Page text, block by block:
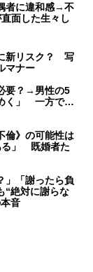
者に違和感→不
面した生々し
新リスク？ 写
マナー
要？→男性の5
く」 一方で…
倫》の可能性は
る」 既婚者た
」「謝ったら負
“絶対に謝らな
音